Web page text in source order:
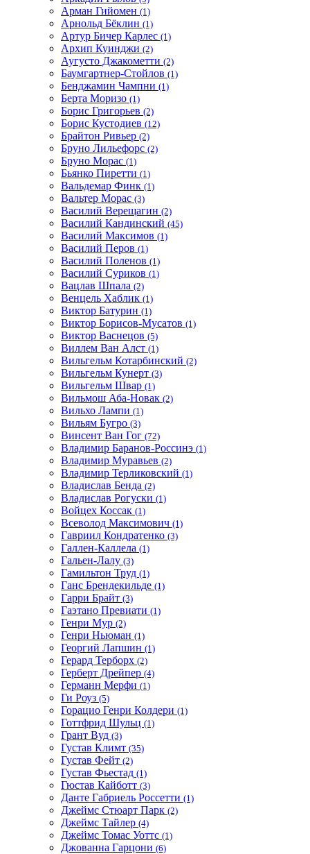
Арман Гийомен (1)
Арнольд Бёклин (1)
Артур Бичер Карлес (1)
Архип Куинджи (2)
Аугусто Джакометти (2)
Баумгартнер-Стойлов (1)
Бенджамин Чампни (1)
Берта Моризо (1)
Борис Григорьев (2)
Борис Кустодиев (12)
Брайтон Ривьер (2)
Бруно Лильефорс (2)
Бруно Морас (1)
Бьянко Пиретти (1)
Вальдемар Финк (1)
Вальтер Морас (3)
Василий Верещагин (2)
Василий Кандинский (45)
Василий Максимов (1)
Василий Перов (1)
Василий Поленов (1)
Василий Суриков (1)
Вацлав Шпала (2)
Венцель Хаблик (1)
Виктор Батурин (1)
Виктор Борисов-Мусатов (1)
Виктор Васнецов (5)
Виллем Ван Алст (1)
Вильгельм Котарбинский (2)
Вильгельм Кунерт (3)
Вильгельм Швар (1)
Вильмош Аба-Новак (2)
Вильхо Лампи (1)
Вильям Бугро (3)
Винсент Ван Гог (72)
Владимир Баранов-Россинэ (1)
Владимир Муравьев (2)
Владимир Терликовский (1)
Владислав Бенда (2)
Владислав Рогуски (1)
Войцех Коссак (1)
Всеволод Максимович (1)
Гавриил Кондратенко (3)
Галлен-Каллела (1)
Гальен-Лалу (3)
Гамильтон Труд (1)
Ганс Брендекильде (1)
Гарри Брайт (3)
Гаэтано Превиати (1)
Генри Мур (2)
Генри Ньюман (1)
Георгий Лапшин (1)
Герард Терборх (2)
Герберт Дрейпер (4)
Германн Мерфи (1)
Ги Роуз (5)
Горацио Генри Колдери (1)
Готтфрид Шульц (1)
Грант Вуд (3)
Густав Климт (35)
Густав Фейт (2)
Густав Фьестад (1)
Гюстав Кайботт (3)
Данте Габриель Россетти (1)
Джеймс Стюарт Парк (2)
Джеймс Тайлер (4)
Джеймс Томас Уоттс (1)
Джованна Гарцони (6)